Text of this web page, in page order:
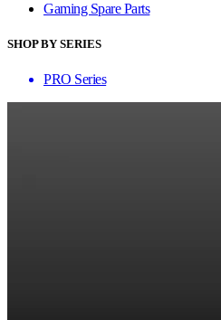
Gaming Spare Parts
SHOP BY SERIES
PRO Series